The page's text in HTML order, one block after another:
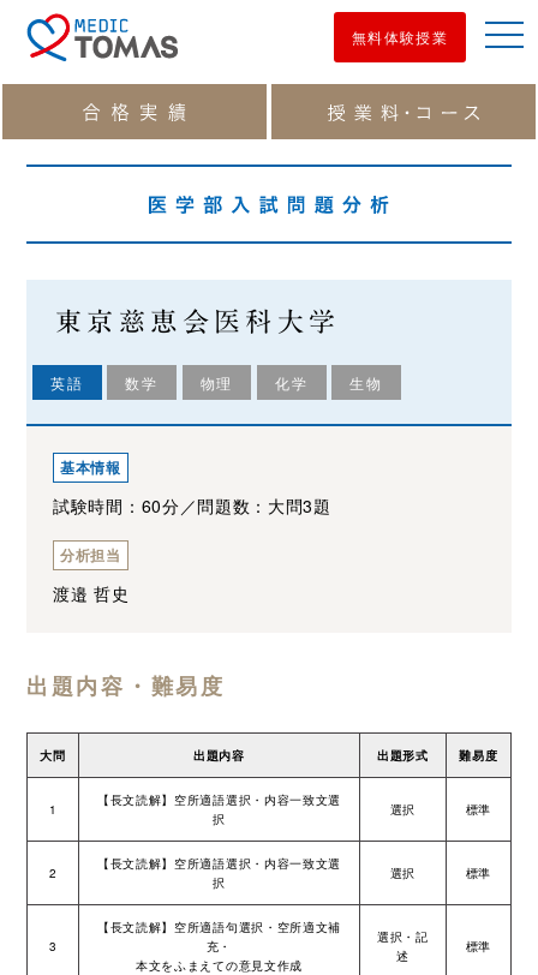
無料体験授業
東京慈恵会医科大学
英語 数学 物理 化学 生物
基本情報
試験時間：60分／問題数：大問3題
分析担当
渡邉 哲史
出題内容・難易度
大問 出題内容 出題形式 難易度
1
【長文読解】空所適語選択・内容一致文選
択
選択 標準
2
【長文読解】空所適語選択・内容一致文選
択
選択 標準
3
【長文読解】空所適語句選択・空所適文補
充・
本文をふまえての意見文作成
選択・記
述
標準